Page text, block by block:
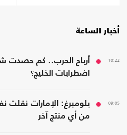
أخبار الساعة
10:22
أرباح الحرب.. كم حصدت
اضطرابات الخليج؟
09:05
بلومبرغ: الإمارات نقلت
من أي منتج آخر